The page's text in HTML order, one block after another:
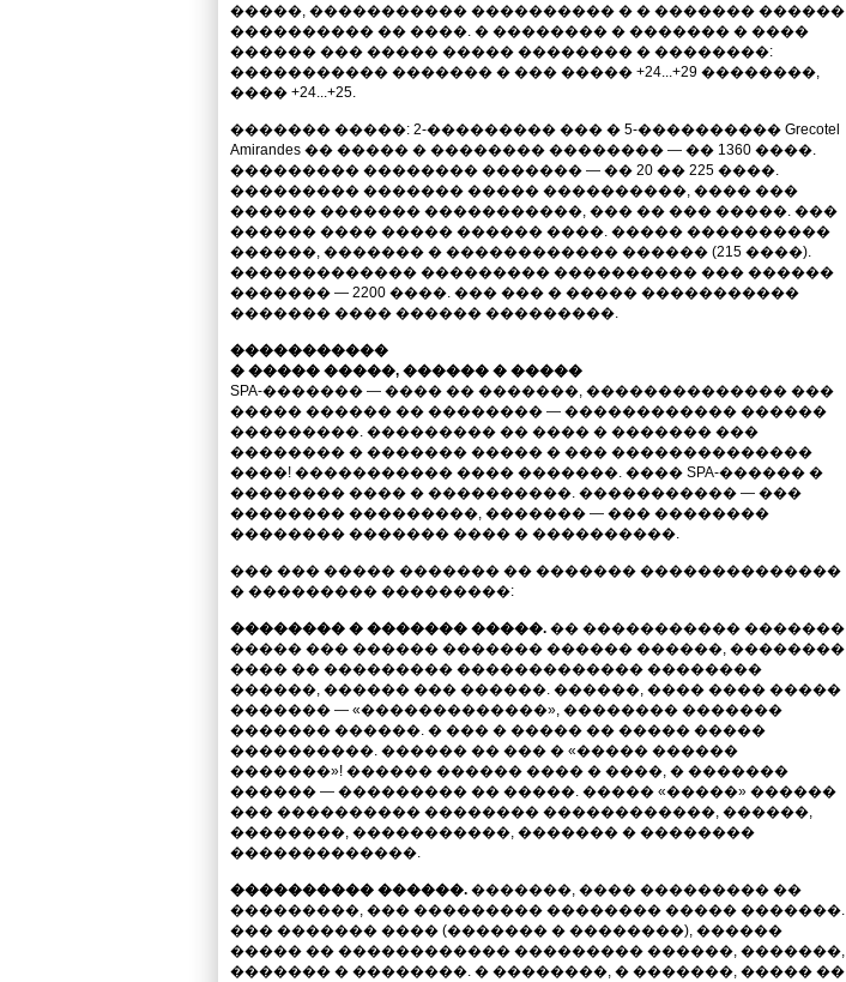
�����, ����������� ���������� � � ������� ������
���������� �� ����. � �������� � ������� � ����
������ ��� ����� ����� �������� � ��������:
����������� ������� � ��� ����� +24...+29 ��������,
���� +24...+25.
������� �����: 2-��������� ��� � 5-���������� Grecotel
Amirandes �� ����� � �������� �������� — �� 1360 ����.
��������� �������� ������� — �� 20 �� 225 ����.
��������� ������� ����� ����������, ���� ���
������ ������� �����������, ��� �� ��� �����. ���
������ ���� ����� ������ ����. ����� ����������
������, ������� � ������������ ������ (215 ����).
������������� ��������� ���������� ��� ������
������� — 2200 ����. ��� ��� � ����� �����������
������� ���� ������ ���������.
�����������
� ����� �����, ������ � �����
SPA-������� — ���� �� �������, �������������� ���
����� ������ �� �������� — ������������ ������
���������. ��������� �� ���� � ������� ���
�������� � ������� ����� � ��� ��������������
����! ����������� ���� �������. ���� SPA-������ �
�������� ���� � ����������. ����������� — ���
�������� ���������, ������� — ��� ��������
�������� ������� ���� � ����������.
��� ��� ����� ������� �� ������� ��������������
� ��������� ���������:
�������� � ������� �����. �� ����������� �������
����� ��� ������ ������� ������ ������, ��������
���� �� ��������� ������������� ��������
������, ������ ��� ������. ������, ���� ���� �����
������� — «�������������», �������� �������
������� ������. � ��� � ����� �� ����� �����
����������. ������ �� ��� � «����� ������
�������»! ������ ������ ���� � ����, � �������
������ — ��������� �� �����. ����� «�����» ������
��� ���������� �������� ������������, ������,
��������, �����������, ������� � ��������
�������������.
���������� ������. �������, ���� ��������� ��
���������, ��� ��������� �������� ����� �������.
��� ������� ���� (������� � ��������), ������
����� �� ������������ ��������� ������, �������,
������� � ��������. � ��������, � �������, ����� ��